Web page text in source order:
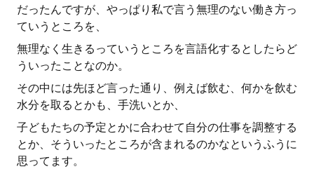
だったんですが、やっぱり私で言う無理のない働き方っ
ていうところを、
無理なく生きるっていうところを言語化するとしたらど
ういったことなのか。
その中には先ほど言った通り、例えば飲む、何かを飲む
水分を取るとかも、手洗いとか、
子どもたちの予定とかに合わせて自分の仕事を調整する
とか、そういったところが含まれるのかなというふうに
思ってます。